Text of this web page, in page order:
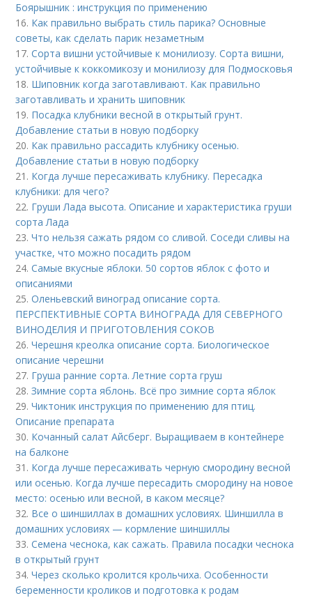
Боярышник : инструкция по применению
16. Как правильно выбрать стиль парика? Основные
советы, как сделать парик незаметным
17.Сорта вишни устойчивые к монилиозу. Сорта вишни,
устойчивые к коккомикозу и монилиозу для Подмосковья
18. Шиповник когда заготавливают. Как правильно
заготавливать и хранить шиповник
19. Посадка клубники весной в открытый грунт.
Добавление статьи в новую подборку
20. Как правильно рассадить клубнику осенью.
Добавление статьи в новую подборку
21. Когда лучше пересаживать клубнику. Пересадка
клубники: для чего?
22. Груши Лада высота. Описание и характеристика груши
сорта Лада
23.Что нельзя сажать рядом со сливой. Соседи сливы на
участке, что можно посадить рядом
24.Самые вкусные яблоки. 50 сортов яблок с фото и
описаниями
25.Оленьевский виноград описание сорта.
ПЕРСПЕКТИВНЫЕ СОРТА ВИНОГРАДА ДЛЯ CЕВЕРНОГО
ВИНОДЕЛИЯ И ПРИГОТОВЛЕНИЯ СОКОВ
26.Черешня креолка описание сорта. Биологическое
описание черешни
27. Груша ранние сорта. Летние сорта груш
28.Зимние сорта яблонь. Всё про зимние сорта яблок
29.Чиктоник инструкция по применению для птиц.
Описание препарата
30. Кочанный салат Айсберг. Выращиваем в контейнере
на балконе
31. Когда лучше пересаживать черную смородину весной
или осенью. Когда лучше пересадить смородину на новое
место: осенью или весной, в каком месяце?
32. Все о шиншиллах в домашних условиях. Шиншилла в
домашних условиях — кормление шиншиллы
33.Семена чеснока, как сажать. Правила посадки чеснока
в открытый грунт
34.Через сколько кролится крольчиха. Особенности
беременности кроликов и подготовка к родам